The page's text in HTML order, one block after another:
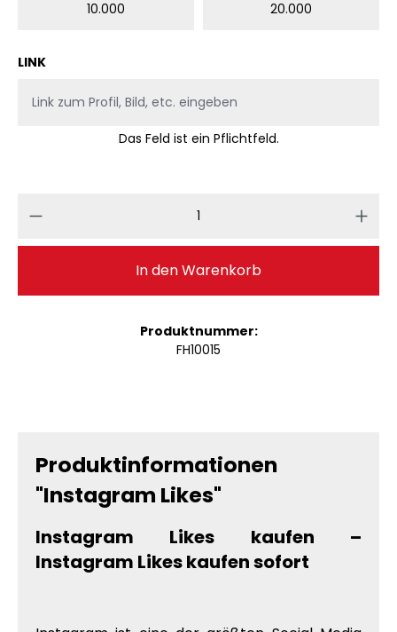
10.000 20.000
LINK
Das Feld ist ein Pflichtfeld.
Produkt Anzahl: Gib den
In den Warenkorb
Produktnummer:
FH10015
Produktinformationen
"Instagram Likes"
Instagram Likes kaufen –
Instagram Likes kaufen sofort